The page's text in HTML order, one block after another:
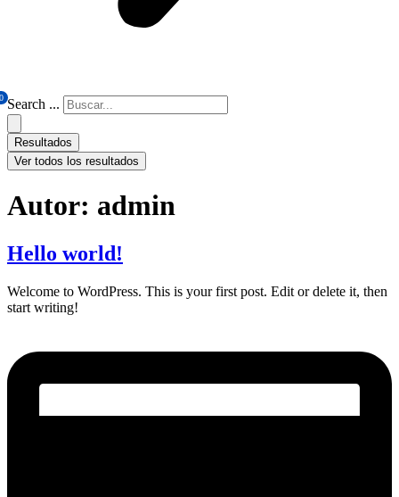
0 Search ...
Resultados
Ver todos los resultados
Autor: admin
Hello world!
Welcome to WordPress. This is your first post. Edit or delete it, then
start writing!